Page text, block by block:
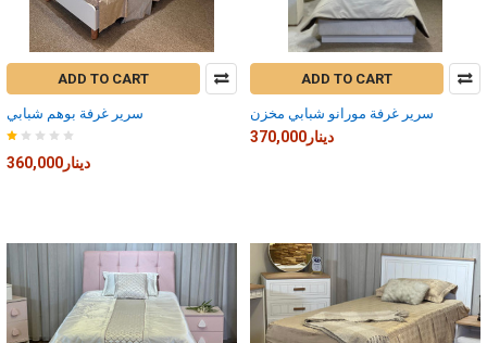
ADD TO CART
سرير غرفة بوهم شبابي
360,000دينار
ADD TO CART
سرير غرفة مورانو شبابي مخزن
370,000دينار